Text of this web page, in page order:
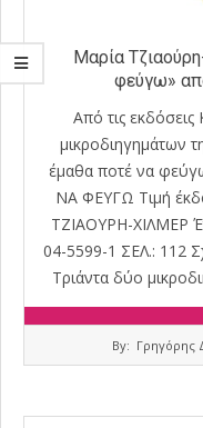
Μαρία
φεύγω»
Από τις
μικροδιηγημάτων
έμαθα ποτέ να
ΝΑ ΦΕΥΓΩ Τιμή
ΤΖΙΑΟΥΡΗ-ΧΙΛΜΕΡ
04-5599-1 ΣΕΛ.: 112
Τριάντα δύο
By: Γρηγόρης